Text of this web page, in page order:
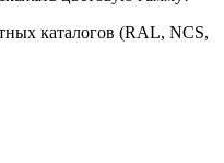
каталогов (RAL, NCS,